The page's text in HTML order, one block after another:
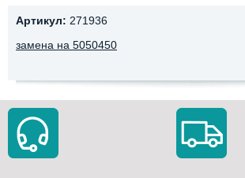
Артикул: 271936
замена на 5050450